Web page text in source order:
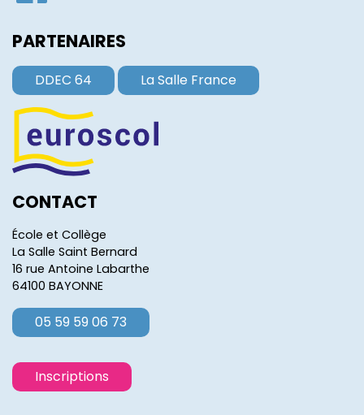
PARTENAIRES
DDEC 64 La Salle France
CONTACT
École et Collège
La Salle Saint Bernard
16 rue Antoine Labarthe
64100 BAYONNE
05 59 59 06 73
Inscriptions